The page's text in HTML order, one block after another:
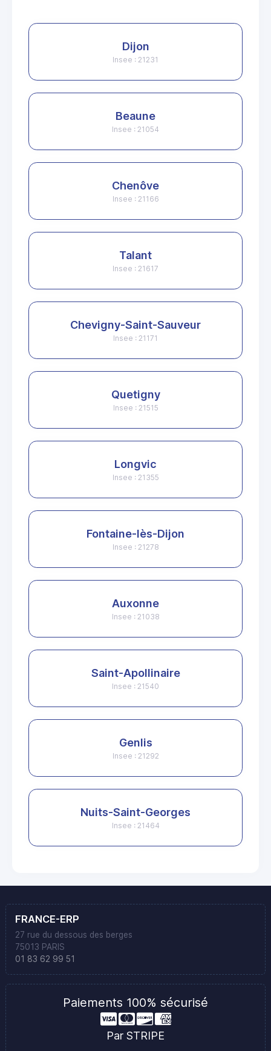
Dijon
Insee : 21231
Beaune
Insee : 21054
Chenôve
Insee : 21166
Talant
Insee : 21617
Chevigny-Saint-Sauveur
Insee : 21171
Quetigny
Insee : 21515
Longvic
Insee : 21355
Fontaine-lès-Dijon
Insee : 21278
Auxonne
Insee : 21038
Saint-Apollinaire
Insee : 21540
Genlis
Insee : 21292
Nuits-Saint-Georges
Insee : 21464
FRANCE-ERP
27 rue du dessous des berges
75013 PARIS
01 83 62 99 51
Paiements 100% sécurisé
Par STRIPE